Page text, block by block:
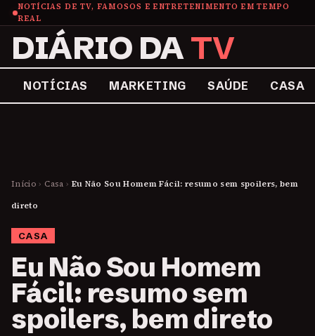
NOTÍCIAS DE TV, FAMOSOS E ENTRETENIMENTO EM TEMPO
REAL
DIÁRIO DATV
NOTÍCIAS MARKETING SAÚDE CASA
Início › Casa › Eu Não Sou Homem Fácil: resumo sem spoilers, bem
direto
CASA
Eu Não Sou Homem
Fácil: resumo sem
spoilers, bem direto